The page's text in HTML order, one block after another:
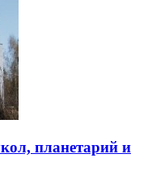
планетарий и